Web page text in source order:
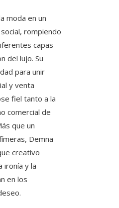
moda en un
rompiendo
capas
del lujo. Su
para unir
y venta
fiel tanto a la
comercial de
que un
Demna
creativo
ironía y la
en los